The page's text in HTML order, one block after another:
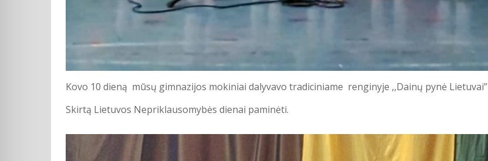
Kovo 10 dieną mūsų gimnazijos mokiniai dalyvavo tradiciniame renginyje ,,Dainų pynė Lietuvai”
Skirtą Lietuvos Nepriklausomybės dienai paminėti.